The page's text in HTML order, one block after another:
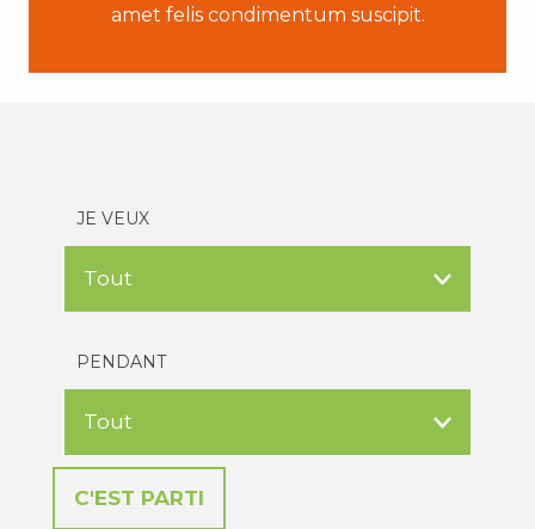
amet felis condimentum suscipit.
JE VEUX
PENDANT